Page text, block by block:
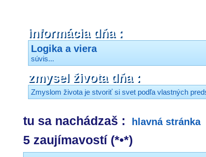
informácia dňa :
Logika a viera
súvis...
zmysel života dňa :
Zmyslom života je stvoriť si svet podľa vlastných
tu sa nachádzaš : hlavná stránka
5 zaujímavostí (*•*)